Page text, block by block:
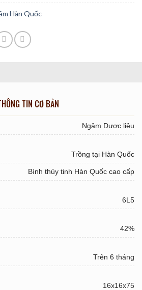
Hàn Quốc
TIN CƠ BẢN
Ngâm Dược liệu
Trồng tại Hàn Quốc
Bình thủy tinh Hàn Quốc cao cấp
6L5
42%
Trên 6 tháng
16x16x75